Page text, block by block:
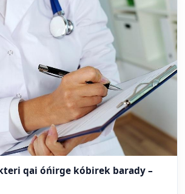
qai óńirge kóbirek barady –